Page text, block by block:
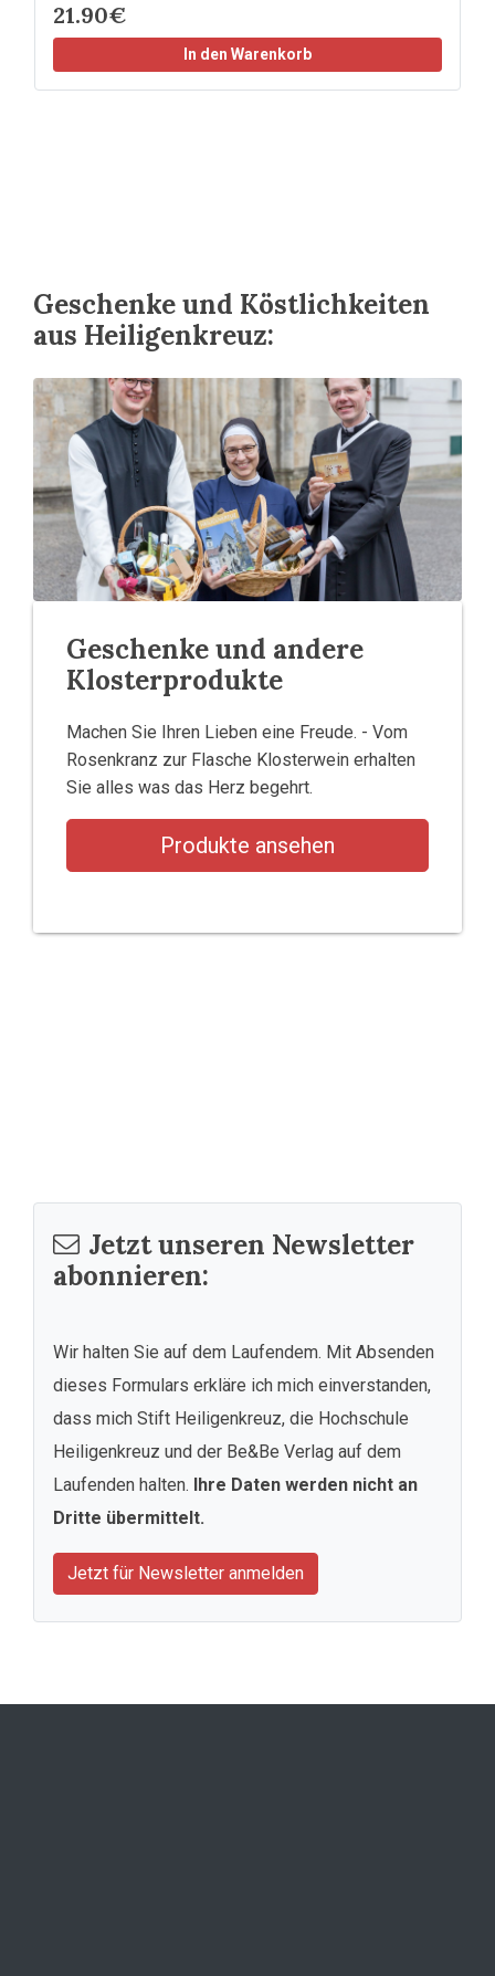
21.90€
In den Warenkorb
Geschenke und Köstlichkeiten
aus Heiligenkreuz:
Geschenke und andere
Klosterprodukte
Machen Sie Ihren Lieben eine Freude. - Vom
Rosenkranz zur Flasche Klosterwein erhalten
Sie alles was das Herz begehrt.
Produkte ansehen
Jetzt unseren Newsletter
abonnieren:
Wir halten Sie auf dem Laufendem. Mit Absenden
dieses Formulars erkläre ich mich einverstanden,
dass mich Stift Heiligenkreuz, die Hochschule
Heiligenkreuz und der Be&Be Verlag auf dem
Laufenden halten. Ihre Daten werden nicht an
Dritte übermittelt.
Jetzt für Newsletter anmelden